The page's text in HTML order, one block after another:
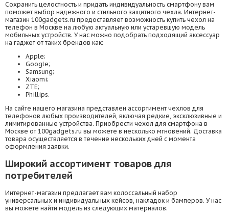
Сохранить целостность и придать индивидуальность смартфону вам
поможет выбор надежного и стильного защитного чехла. Интернет-
магазин 100gadgets.ru предоставляет возможность купить чехол на
телефон в Москве на любую актуальную или устаревшую модель
мобильных устройств. У нас можно подобрать подходящий аксессуар
на гаджет от таких брендов как:
Apple;
Google;
Samsung;
Xiaomi;
ZTE;
Phillips.
На сайте нашего магазина представлен ассортимент чехлов для
телефонов любых производителей, включая редкие, эксклюзивные и
лимитированные устройства. Приобрести чехол для смартфона в
Москве от 100gadgets.ru вы можете в несколько мгновений. Доставка
товара осуществляется в течение нескольких дней с момента
оформления заявки.
Широкий ассортимент товаров для
потребителей
Интернет-магазин предлагает вам колоссальный набор
универсальных и индивидуальных кейсов, накладок и бамперов. У нас
вы можете найти модель из следующих материалов: